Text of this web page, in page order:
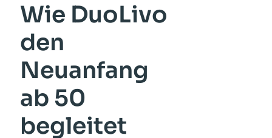
Wie DuoLivo
den
Neuanfang
ab 50
begleitet